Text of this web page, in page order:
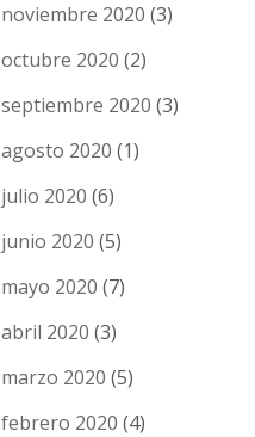
noviembre 2020 (3)
octubre 2020 (2)
septiembre 2020 (3)
agosto 2020 (1)
julio 2020 (6)
junio 2020 (5)
mayo 2020 (7)
abril 2020 (3)
marzo 2020 (5)
febrero 2020 (4)